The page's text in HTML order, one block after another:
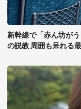
新幹線で「赤ん坊が
の説教 周囲も呆れる